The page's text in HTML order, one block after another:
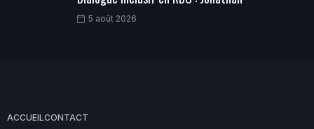
5 août 2026
ACCUEILCONTACT